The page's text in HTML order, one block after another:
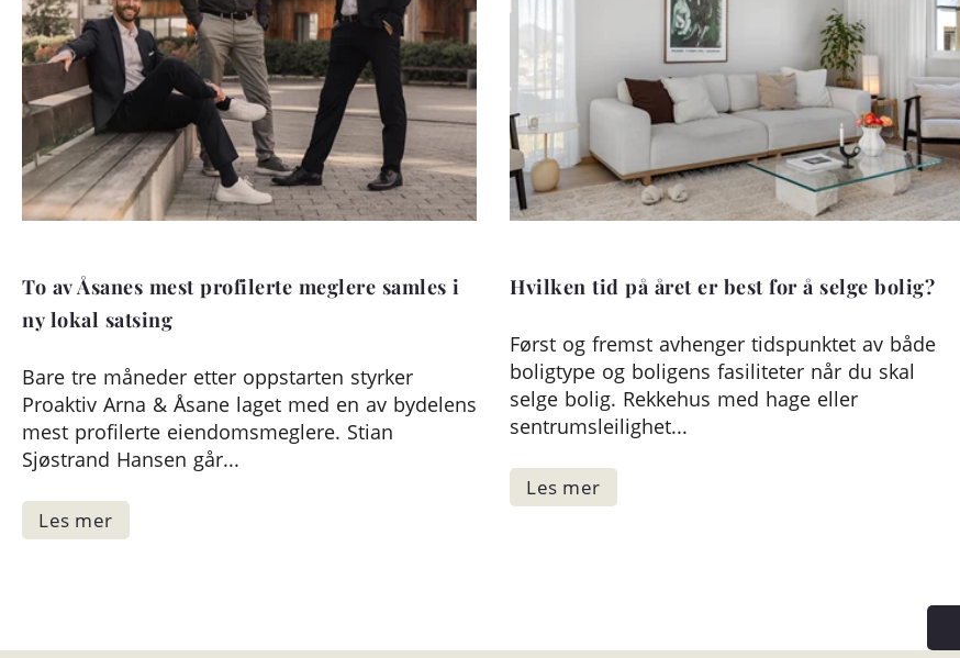
To av Åsanes mest profilerte meglere samles i
ny lokal satsing
Bare tre måneder etter oppstarten styrker
Proaktiv Arna & Åsane laget med en av bydelens
mest profilerte eiendomsmeglere. Stian
Sjøstrand Hansen går...
Hvilken tid på året er best for å selge bolig?
Først og fremst avhenger tidspunktet av både
boligtype og boligens fasiliteter når du skal
selge bolig. Rekkehus med hage eller
sentrumsleilighet...